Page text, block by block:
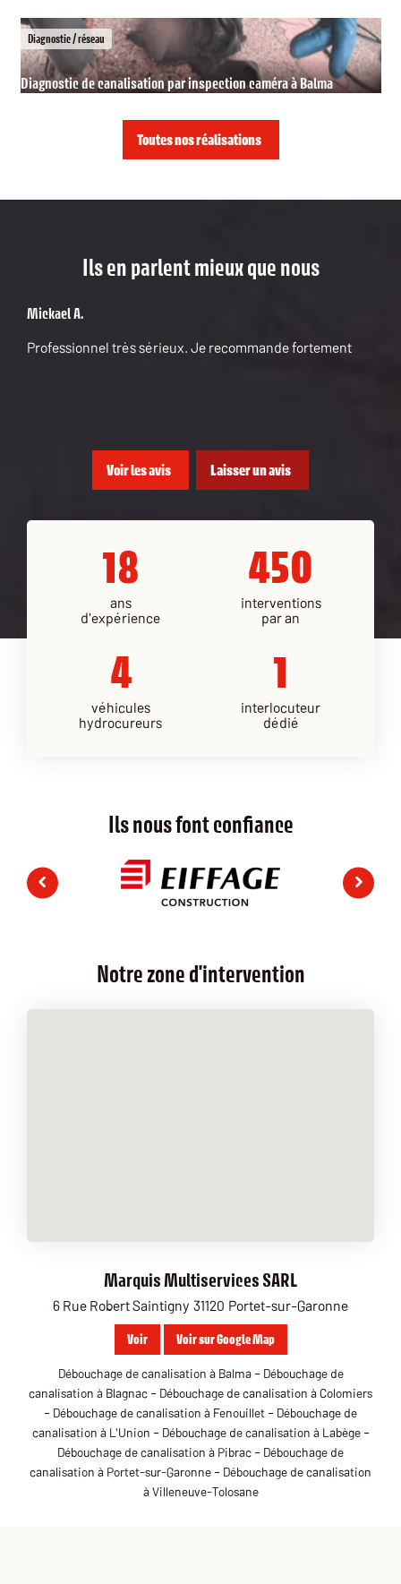
Vidange fosse septique
Entretien et vidange de fosse septique à Tournefeuille
Vidange fosse septique
Vidange de fosse septique à Blagnac
Diagnostic / réseau
Inspection caméra et diagnostic de canalisation à Colomiers
Diagnostic / réseau
Diagnostic de canalisation par inspection caméra à Balma
Toutes nos réalisations
Ils en parlent mieux que nous
Mickael A.
Professionnel très sérieux. Je recommande fortement
Voir les avis Laisser un avis
18
ans
d'expérience
450
interventions
par an
4
véhicules
hydrocureurs
1
interlocuteur
dédié
Ils nous font confiance
Notre zone d'intervention
Marquis Multiservices SARL
6 Rue Robert Saintigny 31120 Portet-sur-Garonne
Voir Voir sur Google Map
Débouchage de canalisation à Balma- Débouchage de
canalisation à Blagnac - Débouchage de canalisation à Colomiers
- Débouchage de canalisation à Fenouillet - Débouchage de
canalisation à L'Union - Débouchage de canalisation à Labège-
Débouchage de canalisation à Pibrac - Débouchage de
canalisation à Portet-sur-Garonne - Débouchage de canalisation
à Villeneuve-Tolosane